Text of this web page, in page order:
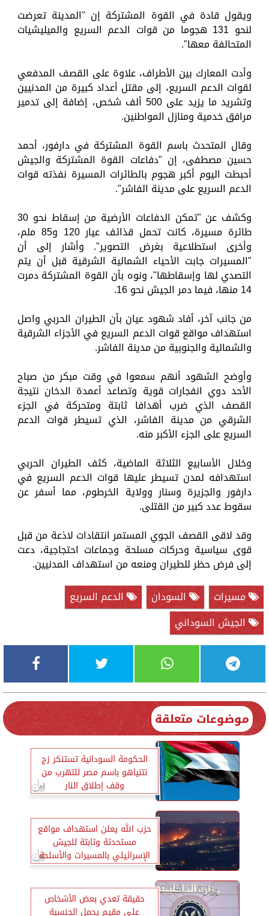
ويقول قادة في القوة المشتركة إن "المدينة تعرضت
لنحو 131 هجوما من قوات الدعم السريع والميليشيات
المتحالفة معها".
وأدت المعارك بين الأطراف، علاوة على القصف المدفعي
لقوات الدعم السريع، إلى مقتل أعداد كبيرة من المدنيين
وتشريد ما يزيد على 500 ألف شخص، إضافة إلى تدمير
مرافق خدمية ومنازل المواطنين.
وقال المتحدث باسم القوة المشتركة في دارفور، أحمد
حسين مصطفى، إن "دفاعات القوة المشتركة والجيش
أحبطت اليوم أكبر هجوم بالطائرات المسيرة نفذته قوات
الدعم السريع على مدينة الفاشر".
وكشف عن "تمكن الدفاعات الأرضية من إسقاط نحو 30
طائرة مسيرة، كانت تحمل قذائف عيار 120 و85 ملم،
وأخرى استطلاعية بغرض التصوير". وأشار إلى أن
"المسيرات جابت الأحياء الشمالية الشرقية قبل أن يتم
التصدي لها وإسقاطها"، ونوه بأن القوة المشتركة دمرت
14 منها، فيما دمر الجيش نحو 16.
من جانب آخر، أفاد شهود عيان بأن الطيران الحربي واصل
استهداف مواقع قوات الدعم السريع في الأجزاء الشرقية
والشمالية والجنوبية من مدينة الفاشر.
وأوضح الشهود أنهم سمعوا في وقت مبكر من صباح
الأحد دوي انفجارات قوية وتصاعد أعمدة الدخان نتيجة
القصف الذي ضرب أهدافا ثابتة ومتحركة في الجزء
الشرقي من مدينة الفاشر، الذي تسيطر قوات الدعم
السريع على الجزء الأكبر منه.
وخلال الأسابيع الثلاثة الماضية، كثف الطيران الحربي
استهدافه لمدن تسيطر عليها قوات الدعم السريع في
دارفور والجزيرة وسنار وولاية الخرطوم، مما أسفر عن
سقوط عدد كبير من القتلى.
وقد لاقى القصف الجوي المستمر انتقادات لاذعة من قبل
قوى سياسية وحركات مسلحة وجماعات احتجاجية، دعت
إلى فرض حظر للطيران ومنعه من استهداف المدنيين.
مسيرات
السودان
الدعم السريع
الجيش السوداني
موضوعات متعلقة
الحكومة السودانية تستنكر زج
نتنياهو باسم مصر للتهرب من
وقف إطلاق النار
حزب الله يعلن استهداف مواقع
مستحدثة وثابتة للجيش
الإسرائيلي بالمسيرات والأسلحة
المناسبة
حقيقة تعدي بعض الأشخاص
على مقيم يحمل الجنسية